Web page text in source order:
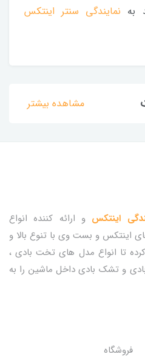
به نمایندگی سنتر اینتکس
مشاهده بیشتر
اینتکس و ارائه کننده انواع
اینتکس و بست وی با تنوع بالا و
تا انواع مدل های تخت بادی ،
و تشک بادی داخل ماشین را به
فروشگاه